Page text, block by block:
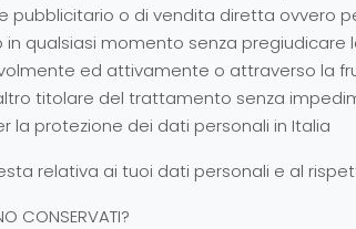
pubblicitario o di vendita diretta ovvero
qualsiasi momento senza
ed attivamente o attraverso la
titolare del trattamento senza
la protezione dei dati personali in Italia
relativa ai tuoi dati personali e al
CONSERVATI?